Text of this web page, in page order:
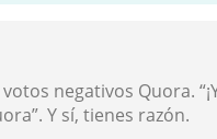
negativos Quora.
Y sí, tienes razón.